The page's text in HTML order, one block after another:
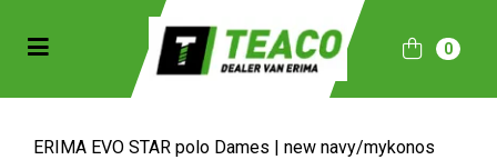
(Sportkleding)
(Collecties)
Toggle navigation 0
ERIMA EVO STAR polo Dames | new navy/mykonos